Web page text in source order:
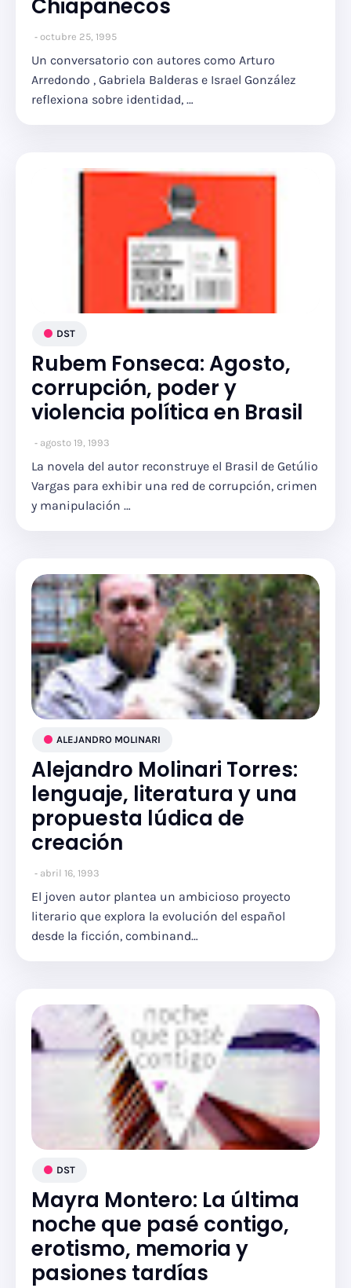
Chiapanecos
octubre 25, 1995
Un conversatorio con autores como Arturo
Arredondo , Gabriela Balderas e Israel González
reflexiona sobre identidad, …
DST
Rubem Fonseca: Agosto,
corrupción, poder y
violencia política en Brasil
agosto 19, 1993
La novela del autor reconstruye el Brasil de Getúlio
Vargas para exhibir una red de corrupción, crimen
y manipulación …
ALEJANDRO MOLINARI
Alejandro Molinari Torres:
lenguaje, literatura y una
propuesta lúdica de
creación
abril 16, 1993
El joven autor plantea un ambicioso proyecto
literario que explora la evolución del español
desde la ficción, combinand…
DST
Mayra Montero: La última
noche que pasé contigo,
erotismo, memoria y
pasiones tardías